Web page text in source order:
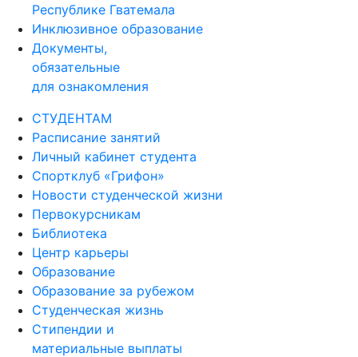
Республике Гватемала
Инклюзивное образование
Документы,
обязательные
для ознакомления
СТУДЕНТАМ
Расписание занятий
Личный кабинет студента
Спортклуб «Грифон»
Новости студенческой жизни
Первокурсникам
Библиотека
Центр карьеры
Образование
Образование за рубежом
Студенческая жизнь
Стипендии и
материальные выплаты